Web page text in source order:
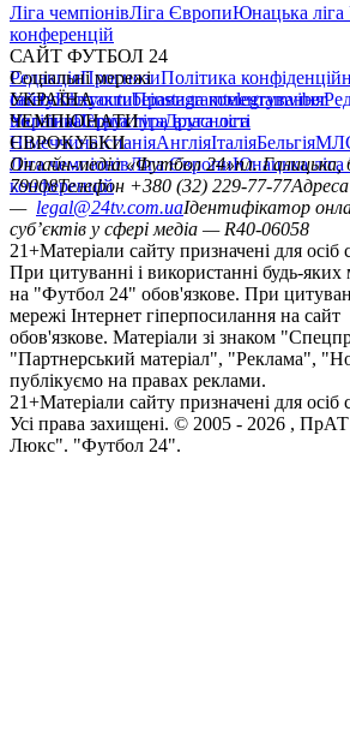
Ліга чемпіонівЛіга ЄвропиЮнацька
конференцій
САЙТ ФУТБОЛ 24
РедакціяПрогнозиПолітика
сайтуКонтактиПравила коментування
політикаСтруктура власності
Соціальні мережі
facebookxyoutubeinstagramtelegramviber
УКРАЇНА
УкраїнаПерша лігаДруга ліга
ЧЕМПІОНАТИ
НімеччинаІспаніяАнгліяІталіяБельгія
ЄВРОКУБКИ
Ліга чемпіонівЛіга ЄвропиЮнацька
конференцій
Онлайн-медіа «Футбол 24»пл. Галицька,
79008Телефон +380 (32) 229-77-77
— legal@24tv.com.uaІдентифікатор
суб’єктів у сфері медіа — R40-06058
21+Матеріали сайту призначені для
При цитуванні і використанні будь-яких
на "Футбол 24" обов'язкове. При
мережі Інтернет гіперпосилання на сайт
обов'язкове. Матеріали зі знаком
"Партнерський матеріал", "Реклама",
публікуємо на правах реклами.
21+Матеріали сайту призначені для
Усi права захищенi. © 2005 - 2026 , ПрАТ
Люкс". "Футбол 24".